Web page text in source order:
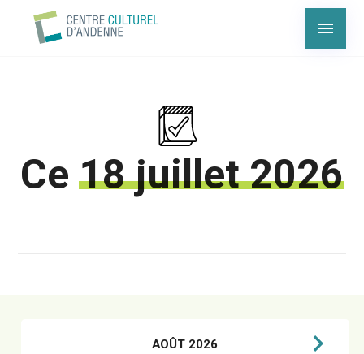
Ce18 juillet 2026
AOÛT 2026